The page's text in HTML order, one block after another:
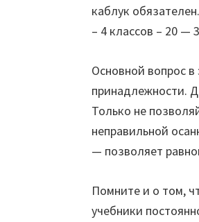
каблук
– 4 классов – 20 —
Основной вопрос
принадлежности.
Только не
неправильной
— позволяет
Помните и о том,
учебники